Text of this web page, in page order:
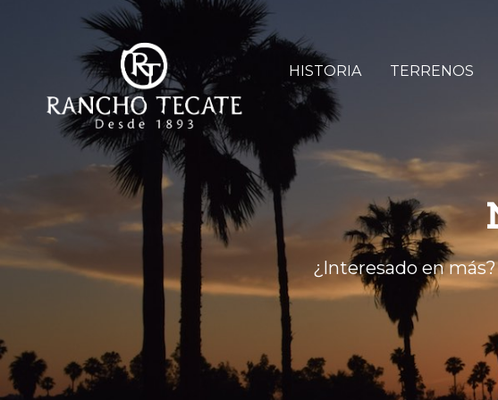
HISTORIA TERRENOS
¿Interesado en